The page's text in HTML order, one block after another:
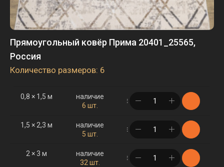
Прямоугольный ковёр Прима 20401_25565,
Россия
Количество размеров: 6
0,8 × 1,5 м
наличие
6 шт.
в корзине
1,5 × 2,3 м
наличие
5 шт.
в корзине
2 × 3 м
наличие
32 шт.
в корзине